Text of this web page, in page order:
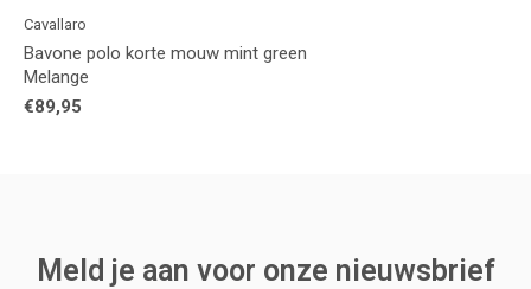
Cavallaro
Bavone polo korte mouw mint green
Melange
€89,95
Meld je aan voor onze nieuwsbrief